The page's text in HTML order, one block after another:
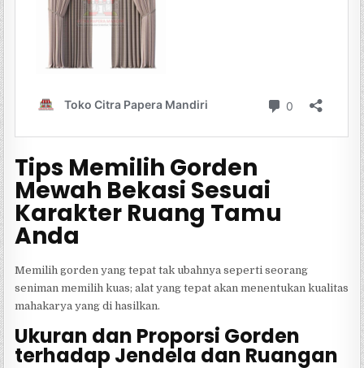
Tips Memilih Gorden
Mewah Bekasi Sesuai
Karakter Ruang Tamu
Anda
Memilih gorden yang tepat tak ubahnya seperti seorang
seniman memilih kuas; alat yang tepat akan menentukan kualitas
mahakarya yang di hasilkan.
Ukuran dan Proporsi Gorden
terhadap Jendela dan Ruangan